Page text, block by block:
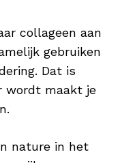
en heeft een
haar. Koper
van de
collageen aan
gebruiken
Dat is
wordt maakt je
nature in het